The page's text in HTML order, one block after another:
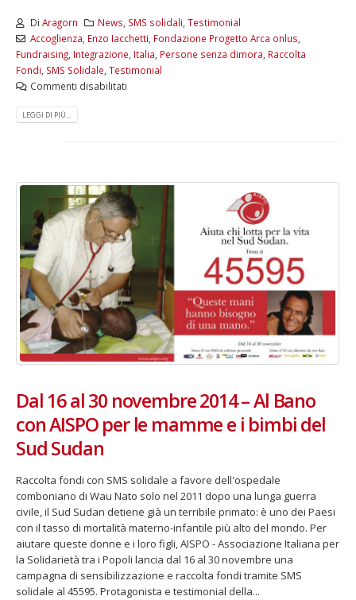
Di Aragorn News SMS solidali ,Testimonial
Accoglienza Enzo Iacchetti Fondazione Progetto Arca onlus
Fundraising Integrazione Italia Persone senza dimora Raccolta
Fondi SMS Solidale Testimonial
Commenti disabilitati
LEGGI DI PIÙ...
Dal 16 al 30 novembre 2014 – Al Bano
con AISPO per le mamme e i bimbi del
Sud Sudan
Raccolta fondi con SMS solidale a favore dell'ospedale
comboniano di Wau Nato solo nel 2011 dopo una lunga guerra
civile, il Sud Sudan detiene già un terribile primato: è uno dei Paesi
con il tasso di mortalità materno-infantile più alto del mondo. Per
aiutare queste donne e i loro figli, AISPO - Associazione Italiana per
la Solidarietà tra i Popoli lancia dal 16 al 30 novembre una
campagna di sensibilizzazione e raccolta fondi tramite SMS
solidale al 45595. Protagonista e testimonial della...